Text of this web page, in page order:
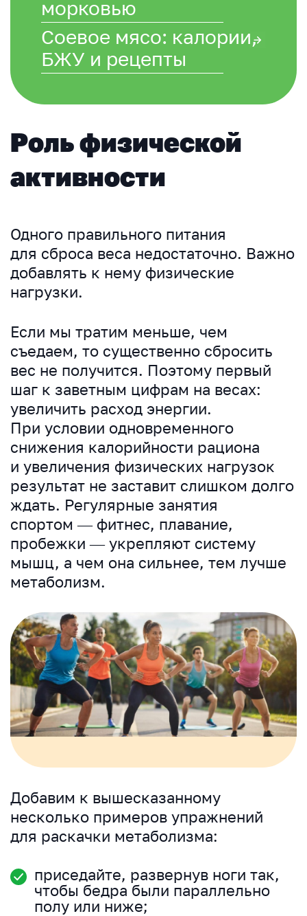
морковью
Соевое мясо: калории,
БЖУ и рецепты
Роль физической
активности
Одного правильного питания
для сброса веса недостаточно. Важно
добавлять к нему физические
нагрузки.
Если мы тратим меньше, чем
съедаем, то существенно сбросить
вес не получится. Поэтому первый
шаг к заветным цифрам на весах:
увеличить расход энергии.
При условии одновременного
снижения калорийности рациона
и увеличения физических нагрузок
результат не заставит слишком долго
ждать. Регулярные занятия
спортом — фитнес, плавание,
пробежки — укрепляют систему
мышц, а чем она сильнее, тем лучше
метаболизм.
Добавим к вышесказанному
несколько примеров упражнений
для раскачки метаболизма:
приседайте, развернув ноги так,
чтобы бедра были параллельно
полу или ниже;